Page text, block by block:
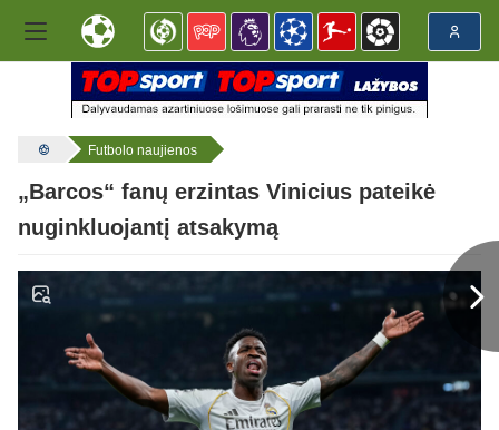
Futbolo naujienos
„Barcos“ fanų erzintas Vinicius pateikė
nuginkluojantį atsakymą